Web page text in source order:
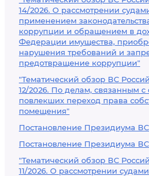
14/2026. О рассмотрении
применением
коррупции и обращением в
Федерации имущества,
нарушения требований и
предотвращение коррупции"
"Тематический обзор ВС
12/2026. По делам, связанным
повлекших переход права
помещения"
Постановление Президиума ВС
Постановление Президиума ВС
"Тематический обзор ВС
11/2026. О рассмотрении